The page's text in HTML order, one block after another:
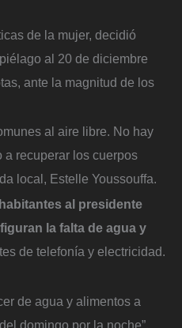
de la mujer, decidió
al 20 de diciembre
ante la magnitud de los
al aire libre. No hay
a recuperar los cuerpos
local, Estelle Youssouffa.
al presidente
la falta de agua y
de telefonía y electricidad.
de agua y alimentos a
domingo por la noche”,